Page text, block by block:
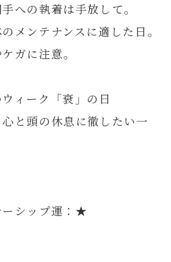
への執着は手放して。
メンテナンスに適した日。
ガに注意。
ーク「衰」の日
と頭の休息に徹したい一
ーシップ運：★